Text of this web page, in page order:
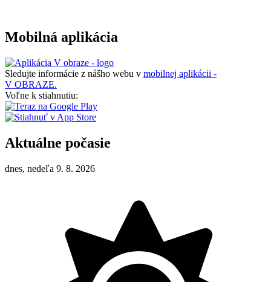
Mobilná aplikácia
Sledujte informácie z nášho webu v mobilnej aplikácii -
V OBRAZE.
Voľne k stiahnutiu:
Aktuálne počasie
dnes, nedeľa 9. 8. 2026